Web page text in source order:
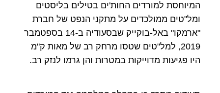
המיוחסת למורדים החות'ים בטילים בליסטים
ומל"טים ממולכדים על מתקני הנפט של חברת
"ארמקו" באל-בוקייק שבסעודיה ב-14 בספטמבר
2019, למל"טים שטסו מרחק רב של מאות ק"מ
היו פגיעות מדוייקות במטרות והן גרמו לנזק רב.